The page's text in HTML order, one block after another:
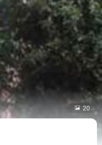
 20